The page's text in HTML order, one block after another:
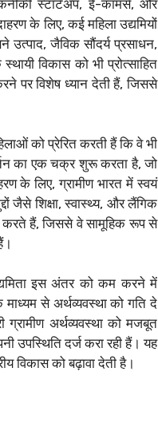
स्टार्टअप, ई-कॉमर्स, और
के लिए, कई महिला उद्यमियों
जैविक सौंदर्य प्रसाधन,
विकास को भी प्रोत्साहित
पर विशेष ध्यान देती हैं, जिससे
को प्रेरित करती हैं कि वे भी
का एक चक्र शुरू करता है, जो
के लिए, ग्रामीण भारत में स्वयं
जैसे शिक्षा, स्वास्थ्य, और लैंगिक
करते हैं, जिससे वे सामूहिक रूप से
इस अंतर को कम करने में
से अर्थव्यवस्था को गति दे
ग्रामीण अर्थव्यवस्था को मजबूत
उपस्थिति दर्ज करा रही हैं। यह
विकास को बढ़ावा देती है।